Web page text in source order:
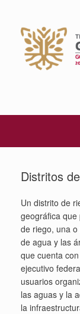
content
Distritos
Un distrito de
geográfica
de riego, una
de agua y las
que cuenta
ejecutivo
usuarios
las aguas y la
la